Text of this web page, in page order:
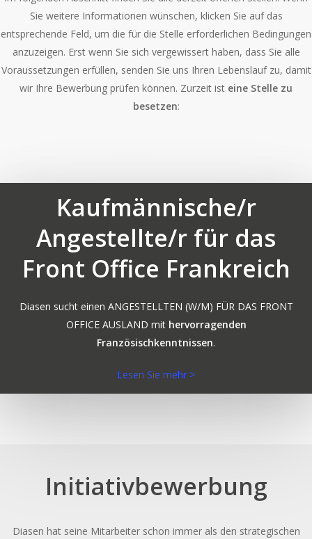
Sie weitere Informationen wünschen, klicken Sie auf das
entsprechende Feld, um die für die Stelle erforderlichen Bedingungen
anzuzeigen. Erst wenn Sie sich vergewissert haben, dass Sie alle
Voraussetzungen erfüllen, senden Sie uns Ihren Lebenslauf zu, damit
wir Ihre Bewerbung prüfen können. Zurzeit ist eine Stelle zu
besetzen:
Kaufmännische/r
Angestellte/r für das
Front Office Frankreich
Diasen sucht einen ANGESTELLTEN (W/M) FÜR DAS FRONT
OFFICE AUSLAND mit hervorragenden
Französischkenntnissen.
Lesen Sie mehr >
Initiativbewerbung
Diasen hat seine Mitarbeiter schon immer als den strategischen